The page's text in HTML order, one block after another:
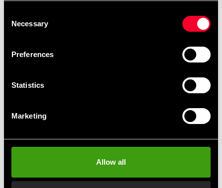
Selection
Necessary
Preferences
Statistics
Marketing
Allow all
Detaljerede oplysninger
Betal nemt, enkelt og sikkert